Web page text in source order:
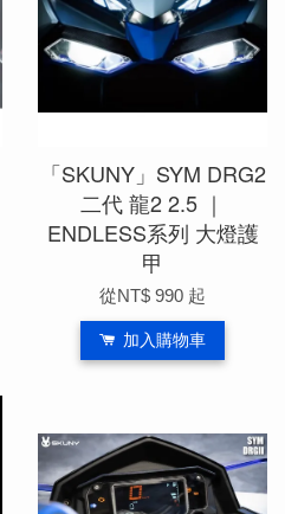
「SKUNY」SYM DRG2
二代 龍2 2.5 ｜
ENDLESS系列 大燈護
甲
從NT$ 990 起
加入購物車